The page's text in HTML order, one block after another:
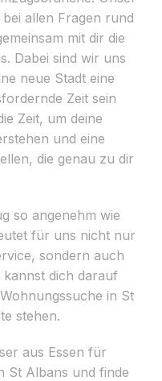
allen Fragen rund
mit dir die
Dabei sind wir uns
neue Stadt eine
Zeit sein
Zeit, um deine
und eine
die genau zu dir
so angenehm wie
für uns nicht nur
sondern auch
dich darauf
in St
stehen.
aus Essen für
St Albans und finde